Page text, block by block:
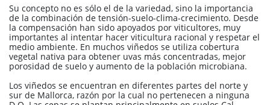
Su concepto no es sólo el de la variedad, sino la importancia
de la combinación de tensión-suelo-clima-crecimiento. Desde
la compensación han sido apoyados por viticultores, muy
importantes al intentar hacer viticultura racional y respetar el
medio ambiente. En muchos viñedos se utiliza cobertura
vegetal nativa para obtener uvas más concentradas, mejor
porosidad de suelo y aumento de la población microbiana.
Los viñedos se encuentran en diferentes partes del norte y
sur de Mallorca, razón por la cual no pertenecen a ninguna